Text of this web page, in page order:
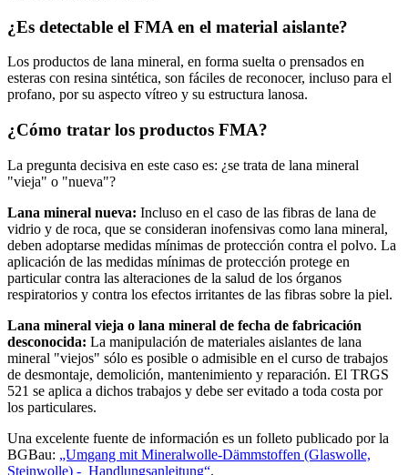
¿Es detectable el FMA en el material aislante?
Los productos de lana mineral, en forma suelta o prensados en
esteras con resina sintética, son fáciles de reconocer, incluso para el
profano, por su aspecto vítreo y su estructura lanosa.
¿Cómo tratar los productos FMA?
La pregunta decisiva en este caso es: ¿se trata de lana mineral
"vieja" o "nueva"?
Lana mineral nueva: Incluso en el caso de las fibras de lana de
vidrio y de roca, que se consideran inofensivas como lana mineral,
deben adoptarse medidas mínimas de protección contra el polvo. La
aplicación de las medidas mínimas de protección protege en
particular contra las alteraciones de la salud de los órganos
respiratorios y contra los efectos irritantes de las fibras sobre la piel.
Lana mineral vieja o lana mineral de fecha de fabricación
desconocida: La manipulación de materiales aislantes de lana
mineral "viejos" sólo es posible o admisible en el curso de trabajos
de desmontaje, demolición, mantenimiento y reparación. El TRGS
521 se aplica a dichos trabajos y debe ser evitado a toda costa por
los particulares.
Una excelente fuente de información es un folleto publicado por la
BGBau: „Umgang mit Mineralwolle-Dämmstoffen (Glaswolle,
Steinwolle) - Handlungsanleitung“.